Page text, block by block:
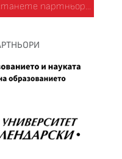
партньор...